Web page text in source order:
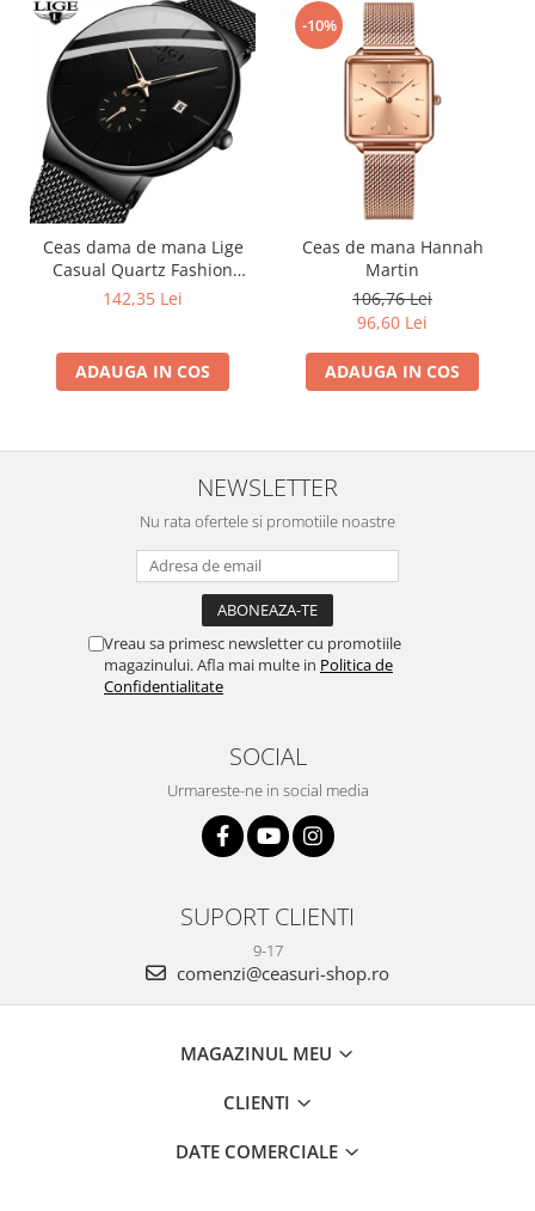
Ceas dama de mana Lige
Casual Quartz Fashion
Analog Negru
142,35 Lei
ADAUGA IN COS
-10%
Ceas de mana Hannah
Martin
106,76 Lei
96,60 Lei
ADAUGA IN COS
NEWSLETTER
Nu rata ofertele si promotiile noastre
Vreau sa primesc newsletter cu promotiile
magazinului. Afla mai multe in Politica de
Confidentialitate
SOCIAL
Urmareste-ne in social media
SUPORT CLIENTI
9-17
comenzi@ceasuri-shop.ro
MAGAZINUL MEU
CLIENTI
DATE COMERCIALE